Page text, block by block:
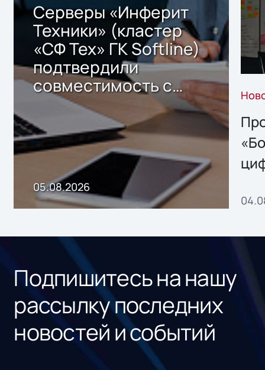
Серверы «Инферит
Техники» (кластер
«СФ Тех» ГК Softline)
подтвердили
совместимость с
решением Sharx
Storage 2.x для
хранения данных
05.08.2026
Подпишитесь на нашу
рассылку последних
новостей и событий